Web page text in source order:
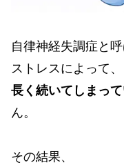
自律神経失調症と
ストレスによって
長く続いてしまっ
ん。
その結果、